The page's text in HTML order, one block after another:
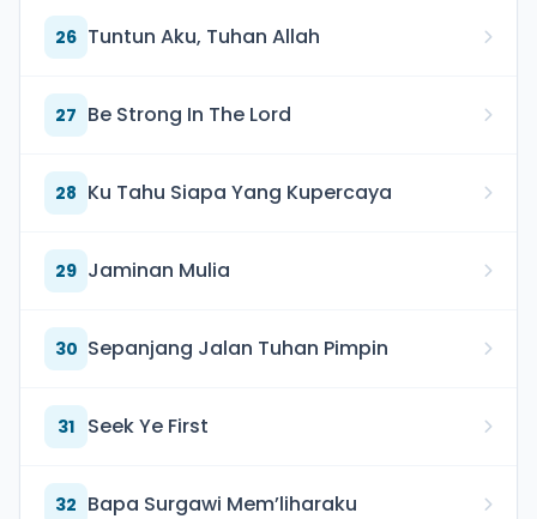
26 Tuntun Aku, Tuhan Allah
27 Be Strong In The Lord
28 Ku Tahu Siapa Yang Kupercaya
29 Jaminan Mulia
30 Sepanjang Jalan Tuhan Pimpin
31 Seek Ye First
32 Bapa Surgawi Mem’liharaku